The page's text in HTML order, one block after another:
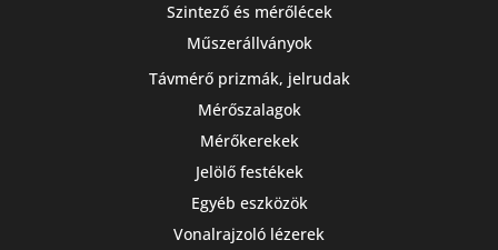
Szintező és mérőlécek
Műszerállványok
Távmérő prizmák, jelrudak
Mérőszalagok
Mérőkerekek
Jelölő festékek
Egyéb eszközök
Vonalrajzoló lézerek